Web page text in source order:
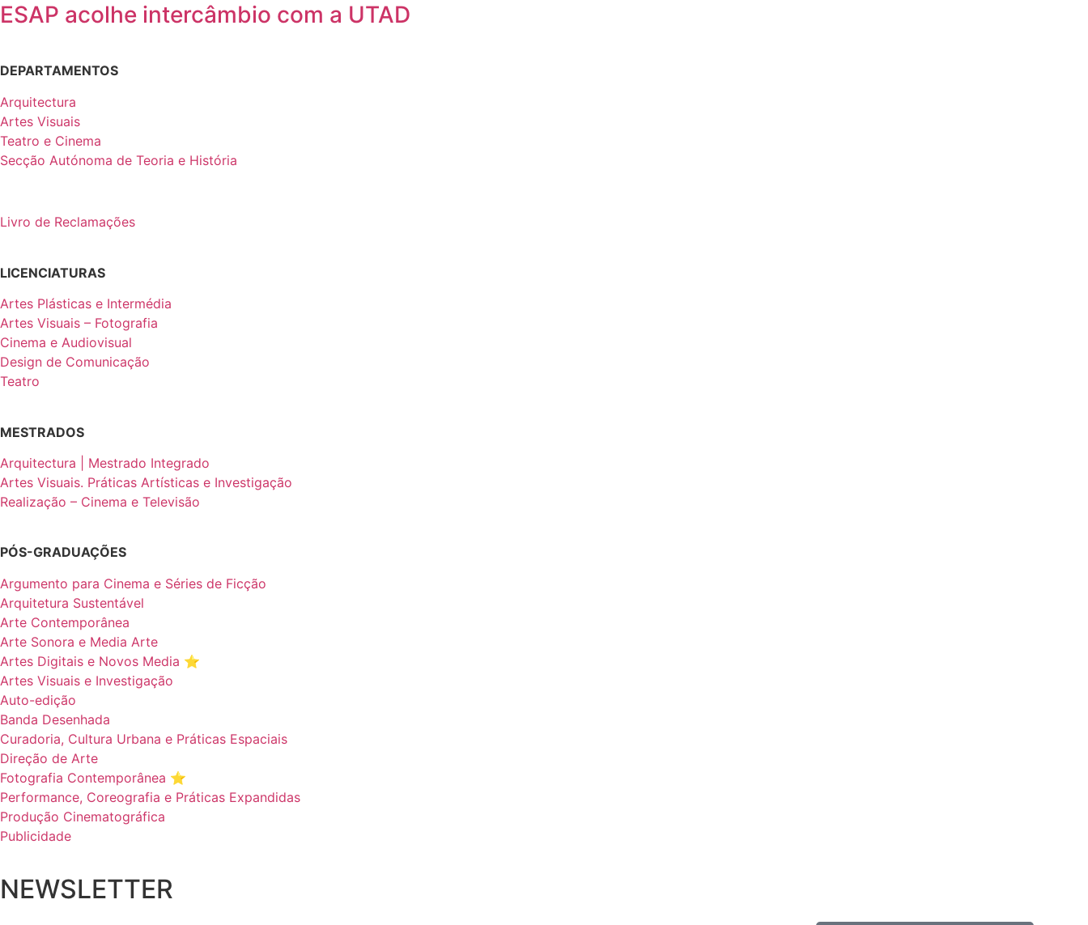
ESAP acolhe intercâmbio com a UTAD
DEPARTAMENTOS
Arquitectura
Artes Visuais
Teatro e Cinema
Secção Autónoma de Teoria e História
Livro de Reclamações
LICENCIATURAS
Artes Plásticas e Intermédia
Artes Visuais – Fotografia
Cinema e Audiovisual
Design de Comunicação
Teatro
MESTRADOS
Arquitectura | Mestrado Integrado
Artes Visuais. Práticas Artísticas e Investigação
Realização – Cinema e Televisão
PÓS-GRADUAÇÕES
Argumento para Cinema e Séries de Ficção
Arquitetura Sustentável
Arte Contemporânea
Arte Sonora e Media Arte
Artes Digitais e Novos Media ⭐️
Artes Visuais e Investigação
Auto-edição
Banda Desenhada
Curadoria, Cultura Urbana e Práticas Espaciais
Direção de Arte
Fotografia Contemporânea ⭐️
Performance, Coreografia e Práticas Expandidas
Produção Cinematográfica
Publicidade
NEWSLETTER